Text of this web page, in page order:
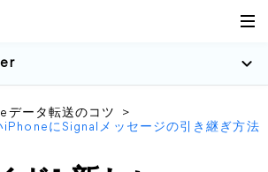
データ転送のコツ
>
iPhoneにSignalメッセージの引き継ぎ方法